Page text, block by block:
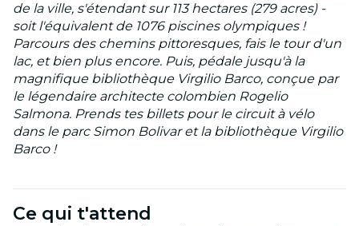
de la ville, s'étendant sur 113 hectares (279 acres) -
soit l'équivalent de 1076 piscines olympiques !
Parcours des chemins pittoresques, fais le tour d'un
lac, et bien plus encore. Puis, pédale jusqu'à la
magnifique bibliothèque Virgilio Barco, conçue par
le légendaire architecte colombien Rogelio
Salmona. Prends tes billets pour le circuit à vélo
dans le parc Simon Bolivar et la bibliothèque Virgilio
Barco !
Ce qui t'attend